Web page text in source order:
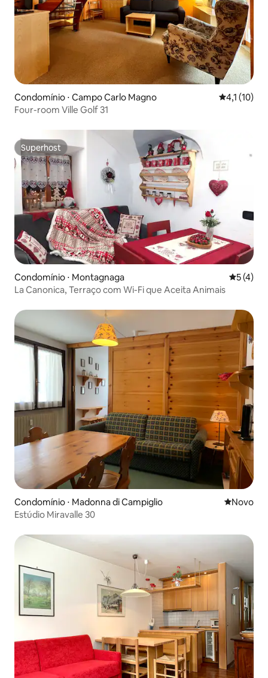
Condomínio ⋅ Campo Carlo Magno 4,1 de uma
4,1 (10)
Four-room Ville Golf 31
Superhost
Superhost
Condomínio ⋅ Montagnaga 5 de
5 (4)
La Canonica, Terraço com Wi-Fi que Aceita Animais
Condomínio ⋅ Madonna di Campiglio Novo
Novo
Estúdio Miravalle 30